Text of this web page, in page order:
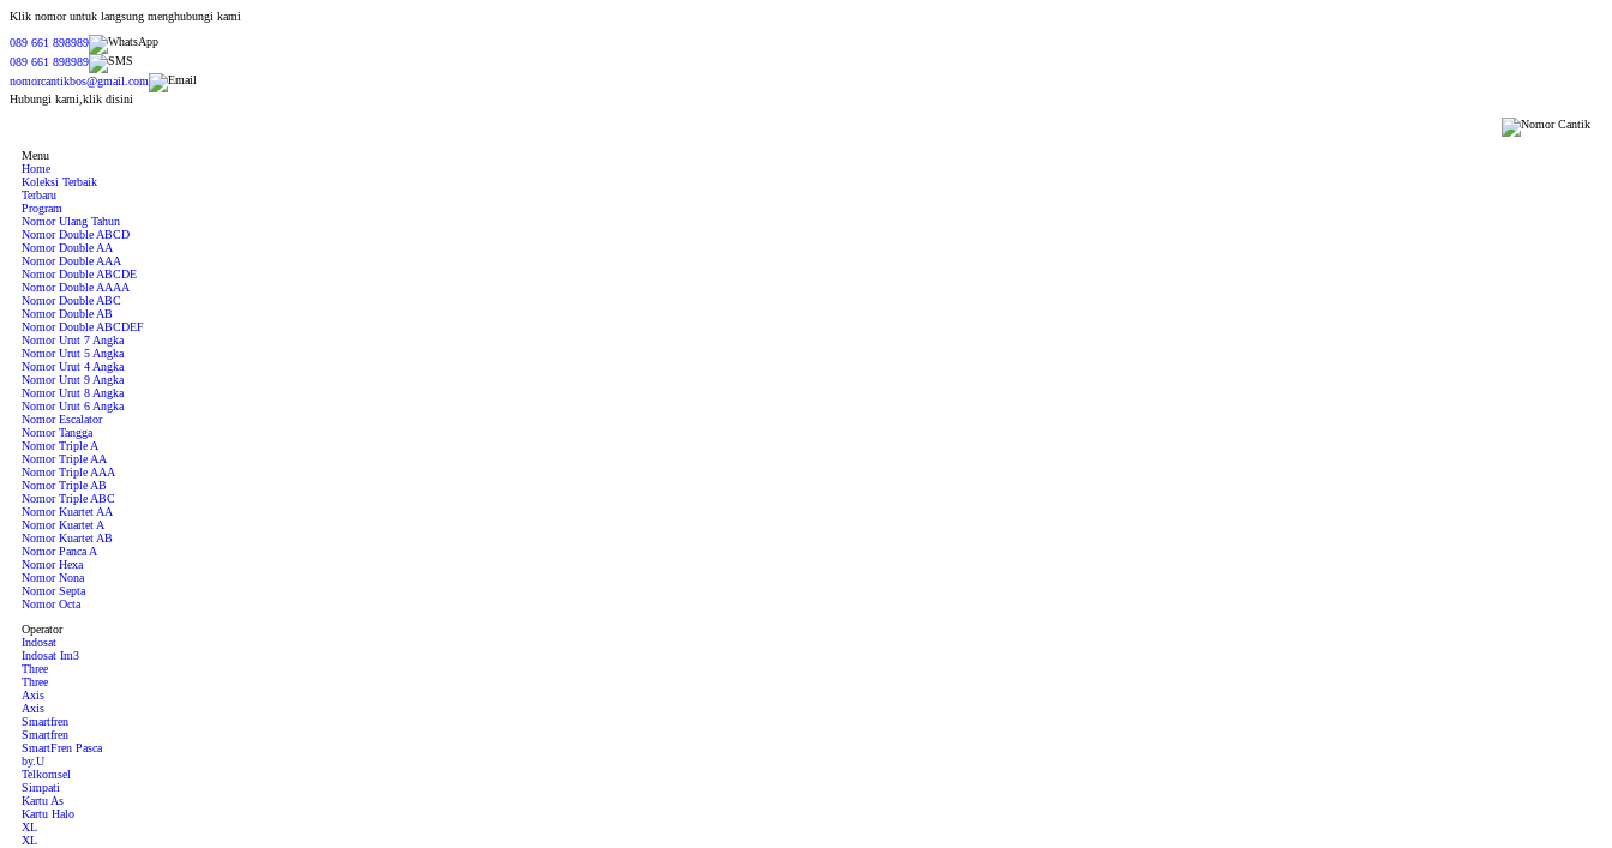
Klik nomor untuk langsung menghubungi kami
089 661 898989
089 661 898989
nomorcantikbos@gmail.com
Hubungi kami,klik disini
Menu
Home
Koleksi Terbaik
Terbaru
Program
Nomor Ulang Tahun
Nomor Double ABCD
Nomor Double AA
Nomor Double AAA
Nomor Double ABCDE
Nomor Double AAAA
Nomor Double ABC
Nomor Double AB
Nomor Double ABCDEF
Nomor Urut 7 Angka
Nomor Urut 5 Angka
Nomor Urut 4 Angka
Nomor Urut 9 Angka
Nomor Urut 8 Angka
Nomor Urut 6 Angka
Nomor Escalator
Nomor Tangga
Nomor Triple A
Nomor Triple AA
Nomor Triple AAA
Nomor Triple AB
Nomor Triple ABC
Nomor Kuartet AA
Nomor Kuartet A
Nomor Kuartet AB
Nomor Panca A
Nomor Hexa
Nomor Nona
Nomor Septa
Nomor Octa
Operator
Indosat
Indosat Im3
Three
Three
Axis
Axis
Smartfren
Smartfren
SmartFren Pasca
by.U
Telkomsel
Simpati
Kartu As
Kartu Halo
XL
XL